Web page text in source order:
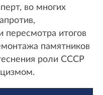
во многих
пересмотра итогов
памятников
роли СССР